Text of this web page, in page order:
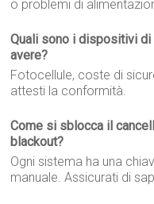
o problemi di
Quali sono i dispositivi
avere?
Fotocellule, coste di
attesti la conformità.
Come si sblocca il
blackout?
Ogni sistema ha una
manuale. Assicurati di